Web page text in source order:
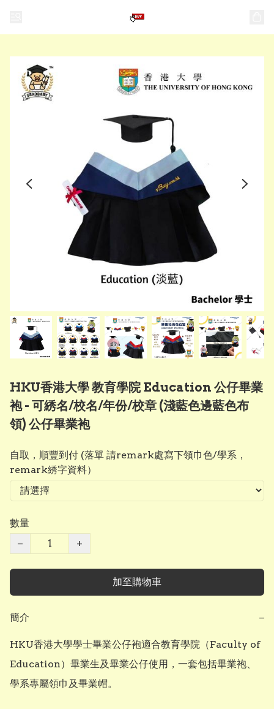
HKU香港大學 教育學院 Education 公仔畢業
袍 - 可綉名/校名/年份/校章 (淺藍色邊藍色布
領) 公仔畢業袍
自取，順豐到付 (落單 請remark處寫下領巾色/學系，
remark綉字資料）
數量
−
+
加至購物車
簡介 −
HKU香港大學學士畢業公仔袍適合教育學院（Faculty of
Education）畢業生及畢業公仔使用，一套包括畢業袍、
學系專屬領巾及畢業帽。